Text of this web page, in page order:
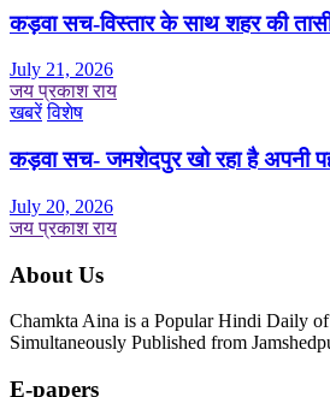
कड़वा सच-विस्तार के साथ शहर की
July 21, 2026
जय प्रकाश राय
खबरें विशेष
कड़वा सच- जमशेदपुर खो रहा है अपनी
July 20, 2026
जय प्रकाश राय
About Us
Chamkta Aina is a Popular Hindi Daily
Simultaneously Published from
E-papers